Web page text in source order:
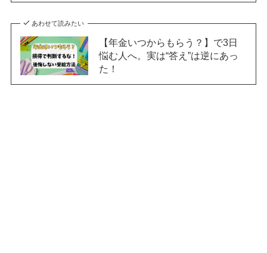
あわせて読みたい
【年金いつからもらう？】で3日
悩む人へ。実は“答え”は逆にあっ
た！